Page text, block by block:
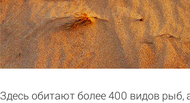
Здесь обитают более 400 видов